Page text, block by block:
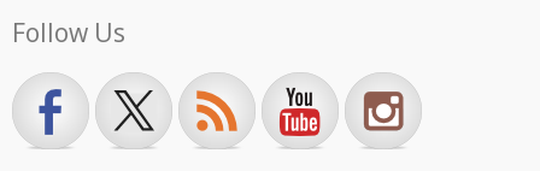
Follow Us